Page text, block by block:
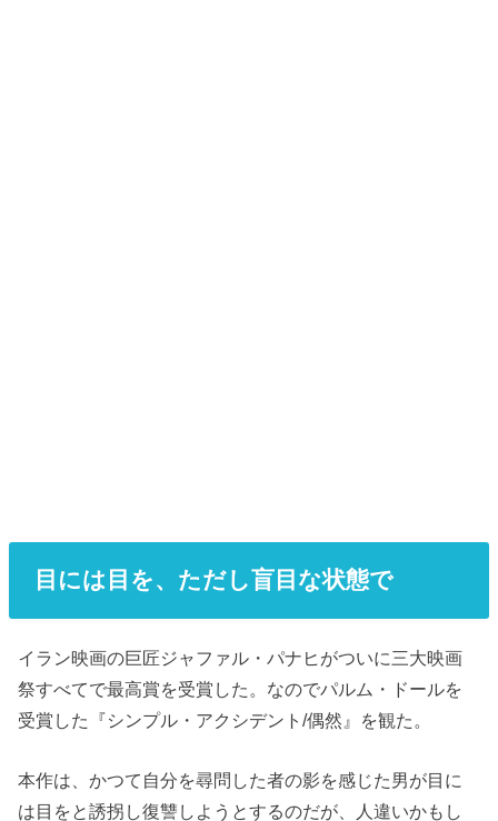
目には目を、ただし盲目な状態で
イラン映画の巨匠ジャファル・パナヒがついに三大映画
祭すべてで最高賞を受賞した。なのでパルム・ドールを
受賞した『シンプル・アクシデント/偶然』を観た。
本作は、かつて自分を尋問した者の影を感じた男が目に
は目をと誘拐し復讐しようとするのだが、人違いかもし